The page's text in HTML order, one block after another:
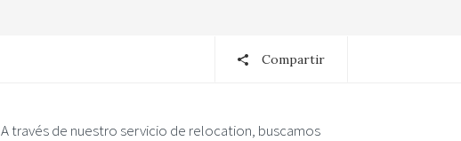
Compartir
A través de nuestro servicio de relocation, buscamos